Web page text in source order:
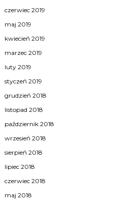
czerwiec 2019
maj 2019
kwiecień 2019
marzec 2019
luty 2019
styczeń 2019
grudzień 2018
listopad 2018
październik 2018
wrzesień 2018
sierpień 2018
lipiec 2018
czerwiec 2018
maj 2018